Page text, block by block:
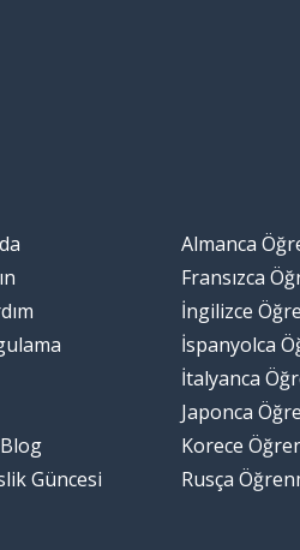
Güncesi
Almanca
Fransızca
İngilizce
İspanyolca
İtalyanca
Japonca
Korece
Rusça